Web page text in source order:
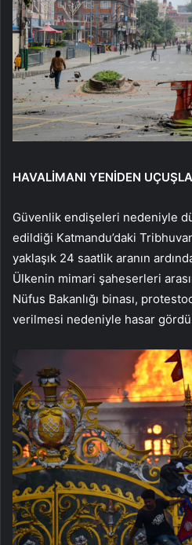
HAVALİMANI YENİDEN
Güvenlik endişeleri nedeniyle
edildiği Katmandu’daki
yaklaşık 24 saatlik aranın
Ülkenin mimari şaheserleri
Nüfus Bakanlığı binası,
verilmesi nedeniyle hasar